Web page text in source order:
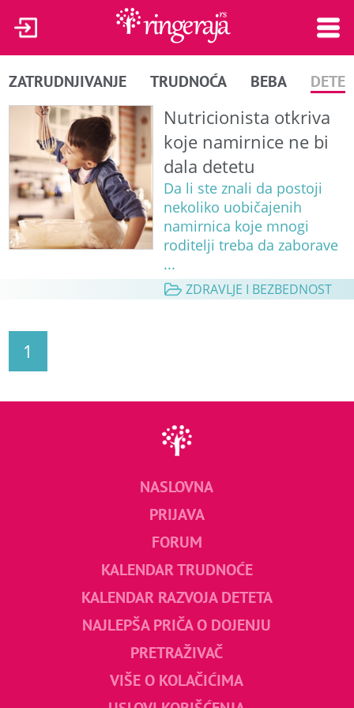
ZATRUDNJIVANJE TRUDNOĆA BEBA DETE
Nutricionista otkriva
koje namirnice ne bi
dala detetu
Da li ste znali da postoji
nekoliko uobičajenih
namirnica koje mnogi
roditelji treba da zaborave
...
ZDRAVLJE I BEZBEDNOST
1
NASLOVNA
PRIJAVA
FORUM
KALENDAR TRUDNOĆE
KALENDAR RAZVOJA DETETA
NAJLEPŠA PRIČA O DOJENJU
PRETRAŽIVAČ
VIŠE O KOLAČIĆIMA